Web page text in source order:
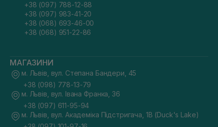
+38 (097) 788-12-88
+38 (097) 983-41-20
+38 (068) 693-46-00
+38 (068) 951-22-86
МАГАЗИНИ
м. Львів, вул. Степана Бандери, 45
+38 (098) 778-13-79
м. Львів, вул. Івана Франка, 36
+38 (097) 611-95-94
м. Львів, вул. Академіка Підстригача, 1В (Duck's Lake)